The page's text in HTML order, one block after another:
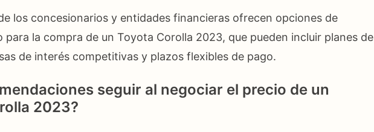
los concesionarios y entidades financieras ofrecen opciones de
para la compra de un Toyota Corolla 2023, que pueden incluir planes de
de interés competitivas y plazos flexibles de pago.
seguir al negociar el precio de un
2023?